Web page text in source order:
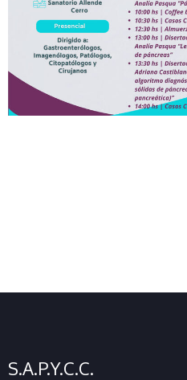
S.A.P.Y.C.C.